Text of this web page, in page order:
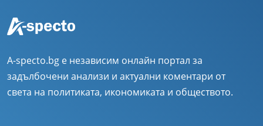
A-specto.bg е независим онлайн портал за
задълбочени анализи и актуални коментари от
света на политиката, икономиката и обществото.